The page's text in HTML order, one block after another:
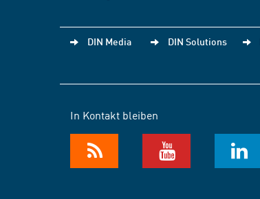
DIN Media DIN Solutions
In Kontakt bleiben